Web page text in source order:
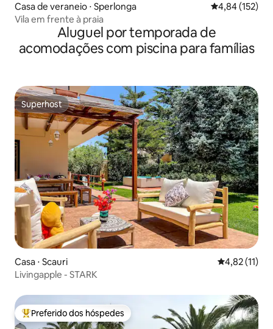
Casa de veraneio ⋅ Sperlonga 4,84 de uma
4,84 (152)
Vila em frente à praia
Aluguel por temporada de
acomodações com piscina para famílias
Superhost
Superhost
Casa ⋅ Scauri 4,82 de uma
4,82 (11)
Livingapple - STARK
Entre os melhores preferidos dos hóspedes
Preferido dos hóspedes